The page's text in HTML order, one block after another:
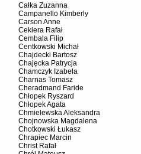
Całka Zuzanna
Campanello Kimberly
Carson Anne
Cekiera Rafał
Cembala Filip
Centkowski Michał
Chajdecki Bartosz
Chajęcka Patrycja
Chamczyk Izabela
Charnas Tomasz
Cheradmand Faride
Chłopek Ryszard
Chłopek Agata
Chmielewska Aleksandra
Chojnowska Magdalena
Chotkowski Łukasz
Chrapiec Marcin
Christ Rafał